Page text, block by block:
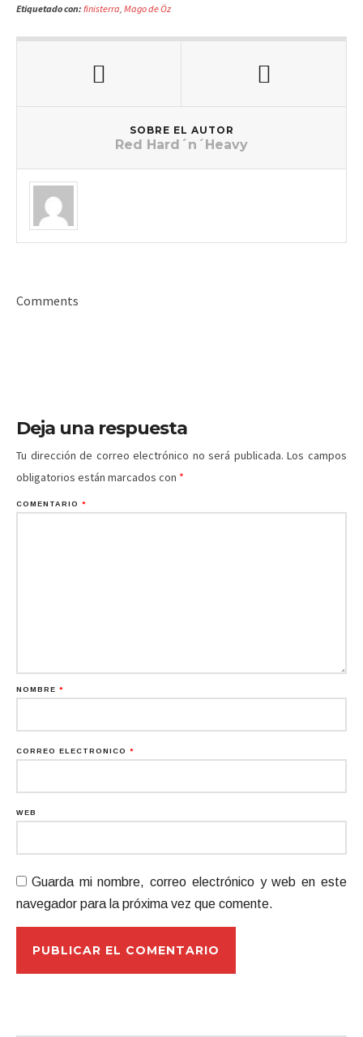
Etiquetado con: finisterra, Mago de Öz
SOBRE EL AUTOR
Red Hard´n´Heavy
Comments
Deja una respuesta
Tu dirección de correo electrónico no será publicada. Los campos
obligatorios están marcados con *
COMENTARIO *
NOMBRE *
CORREO ELECTRÓNICO *
WEB
Guarda mi nombre, correo electrónico y web en este
navegador para la próxima vez que comente.